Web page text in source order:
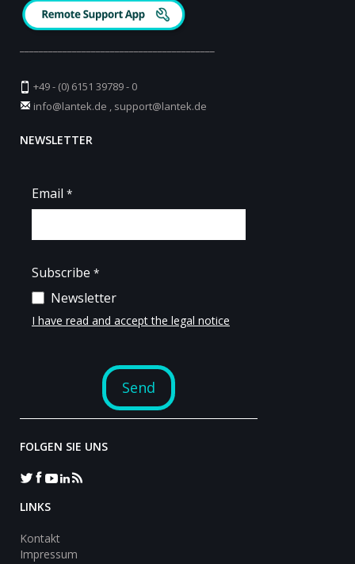
+49 - (0) 6151 39789 - 0
info@lantek.de
support@lantek.de
NEWSLETTER
FOLGEN SIE UNS
LINKS
Kontakt
Impressum